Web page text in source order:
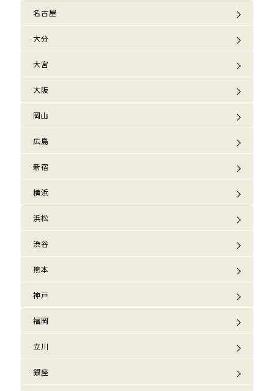
名古屋
大分
大宮
大阪
岡山
広島
新宿
横浜
浜松
渋谷
熊本
神戸
福岡
立川
銀座